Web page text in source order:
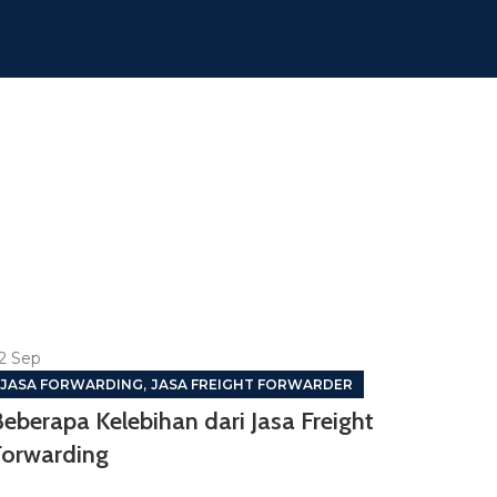
Sep
JASA FORWARDING, JASA FREIGHT FORWARDER
Kelebihan dari Jasa Freight